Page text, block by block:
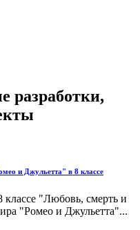
разработки,
и Джульетта" в 8 классе
"Любовь, смерть и
"Ромео и Джульетта"...